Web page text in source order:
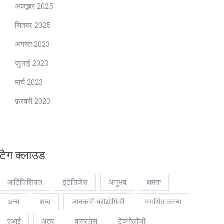
अक्तूबर 2025
सितंबर 2025
अगस्त 2023
जुलाई 2023
मार्च 2023
फ़रवरी 2023
टैग क्लाउड
आर्टिफिशियल इंटेलिजेंस अनुभव क्षमता
अन्य शब्द जानकारी प्रौद्योगिकी समर्थित करना
एआई अंतर वायरलेस टेक्नोलॉजी